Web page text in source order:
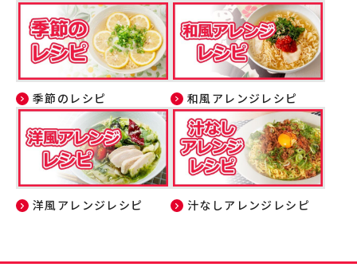
季節のレシピ 和風アレンジレシピ
洋風アレンジレシピ 汁なしアレンジレシピ